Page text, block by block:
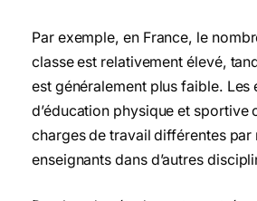
Par exemple, en France, le
classe est relativement élevé,
est généralement plus faible. Les
d’éducation physique et sportive
charges de travail différentes par
enseignants dans d’autres